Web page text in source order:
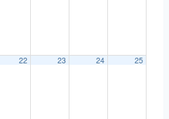
22 23 24 25